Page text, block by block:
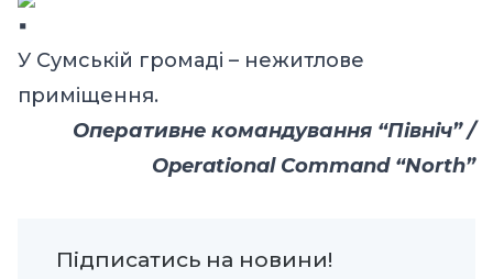
У Сумській громаді – нежитлове
приміщення.
Оперативне командування “Північ” /
Operational Command “North”
Підписатись на новини!